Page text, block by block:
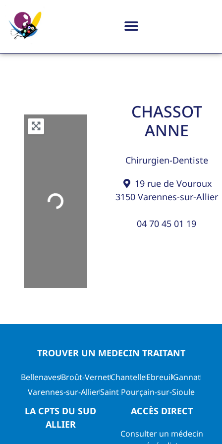
Loading...
CHASSOT
ANNE
Chirurgien-Dentiste
19 rue de Vouroux
3150 Varennes-sur-Allier
04 70 45 01 19
TROUVER UN MEDECIN TRAITANT
BellenavesBroût-VernetChantelleEbreuilGannat
Varennes-sur-AllierSaint Pourçain-sur-Sioule
LA CPTS DU SUD
ALLIER
ACCÈS DIRECT
Consulter un médecin